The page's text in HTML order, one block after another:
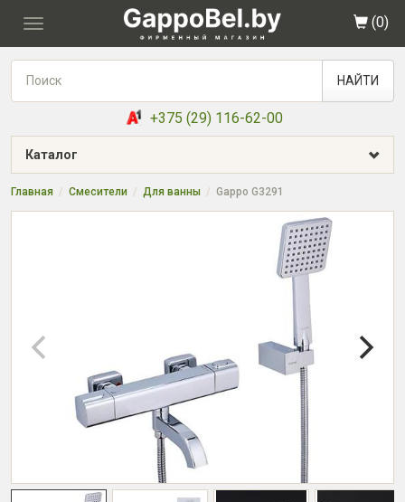
Toggle
(0)
НАЙТИ
+375 (29) 116-62-00
Каталог
Главная Смесители Для ванны Gappo G3291